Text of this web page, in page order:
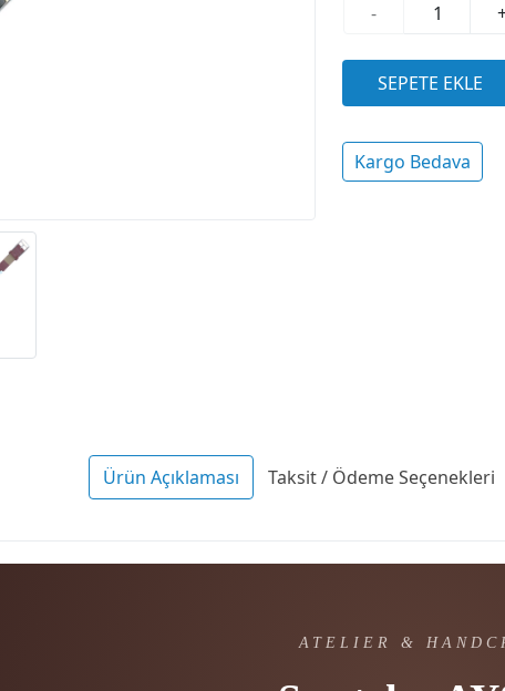
-
Kargo Bedava
Ürün Açıklaması Taksit / Ödeme Seçenekleri
ATELIER &